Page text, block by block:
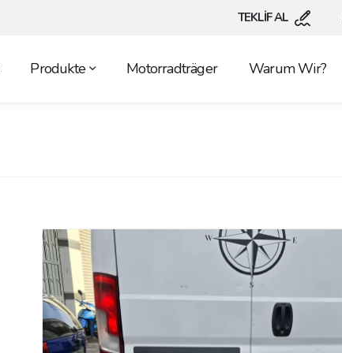
TEKLİF AL
Produkte Motorradträger Warum Wir?